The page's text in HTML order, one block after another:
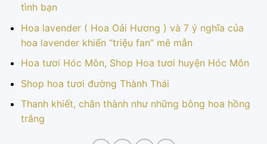
tình bạn
Hoa lavender ( Hoa Oải Hương ) và 7 ý nghĩa của
hoa lavender khiến “triệu fan” mê mẫn
Hoa tươi Hóc Môn, Shop Hoa tươi huyện Hóc Môn
Shop hoa tươi đường Thành Thái
Thanh khiết, chân thành như những bông hoa hồng
trắng